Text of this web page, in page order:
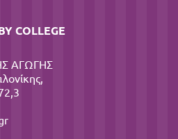
COLLEGE
ΑΓΩΓΗΣ